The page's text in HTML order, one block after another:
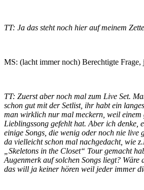
TT: Ja das steht noch hier auf meinem
MS: (lacht immer noch) Berechtigte Frage,
TT: Zuerst aber noch mal zum Live Set.
schon gut mit der Setlist, ihr habt ein
man wirklich nur mal meckern, weil einem
Lieblingssong gefehlt hat. Aber ich denke,
einige Songs, die wenig oder noch nie live
da vielleicht schon mal nachgedacht, wie
„Skeletons in the Closet“ Tour gemacht
Augenmerk auf solchen Songs liegt? Wäre
das will ja keiner hören weil jeder immer